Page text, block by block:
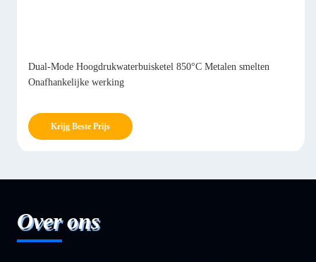
Dual-Mode Hoogdrukwaterbuisketel 850°C Metalen smelten
Onafhankelijke werking
Krijg Beste Prijs
Over ons